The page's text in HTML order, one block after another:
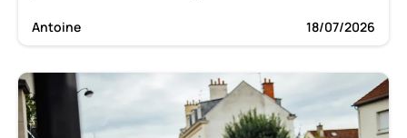
Antoine 18/07/2026